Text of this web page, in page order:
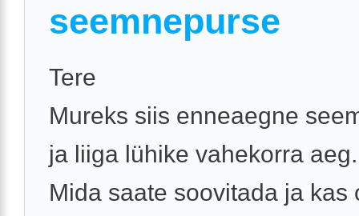
seemnepurse
Tere
Mureks siis enneaegne
ja liiga lühike vahekorra aeg.
Mida saate soovitada ja kas